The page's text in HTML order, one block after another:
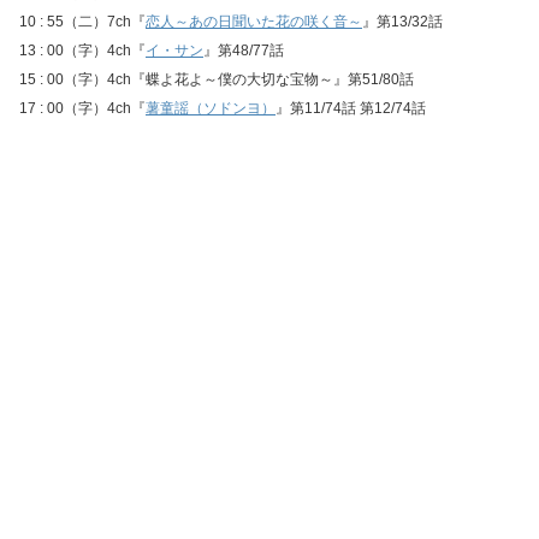
10 : 55（二）7ch『恋人～あの日聞いた花の咲く音～ 』第13/32話
13 : 00（字）4ch『イ・サン』第48/77話
15 : 00（字）4ch『蝶よ花よ～僕の大切な宝物～』第51/80話
17 : 00（字）4ch『薯童謡（ソドンヨ） 』第11/74話 第12/74話